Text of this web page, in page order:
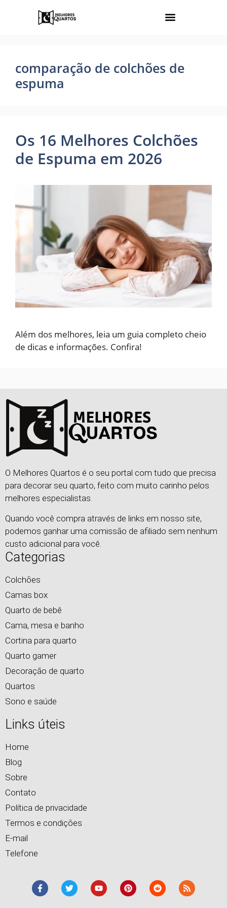
comparação de colchões de
espuma
Os 16 Melhores Colchões
de Espuma em 2026
Além dos melhores, leia um guia completo cheio
de dicas e informações. Confira!
O Melhores Quartos é o seu portal com tudo que precisa
para decorar seu quarto, feito com muito carinho pelos
melhores especialistas.
Quando você compra através de links em nosso site,
podemos ganhar uma comissão de afiliado sem nenhum
custo adicional para você.
Categorias
Colchões
Camas box
Quarto de bebê
Cama, mesa e banho
Cortina para quarto
Quarto gamer
Decoração de quarto
Quartos
Sono e saúde
Links úteis
Home
Blog
Sobre
Contato
Política de privacidade
Termos e condições
E-mail
Telefone